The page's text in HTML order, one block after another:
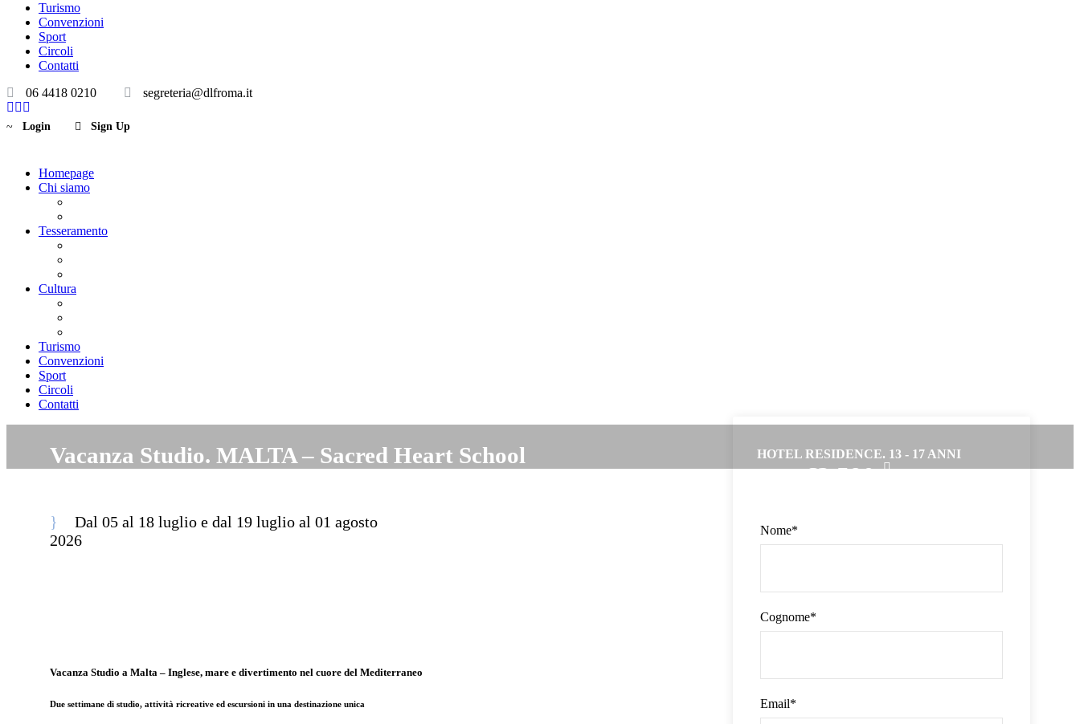
Turismo
Convenzioni
Sport
Circoli
Contatti
06 4418 0210
segreteria@dlfroma.it
Login Sign Up
Homepage
Chi siamo
Tesseramento
Cultura
Turismo
Convenzioni
Sport
Circoli
Contatti
Vacanza Studio. MALTA – Sacred Heart School HOTEL RESIDENCE. 13 - 17 ANNI
€2,590
Nome*
Cognome*
Email*
Dal 05 al 18 luglio e dal 19 luglio al 01 agosto
2026
Vacanza Studio a Malta – Inglese, mare e divertimento nel cuore del Mediterraneo
Due settimane di studio, attività ricreative ed escursioni in una destinazione unica